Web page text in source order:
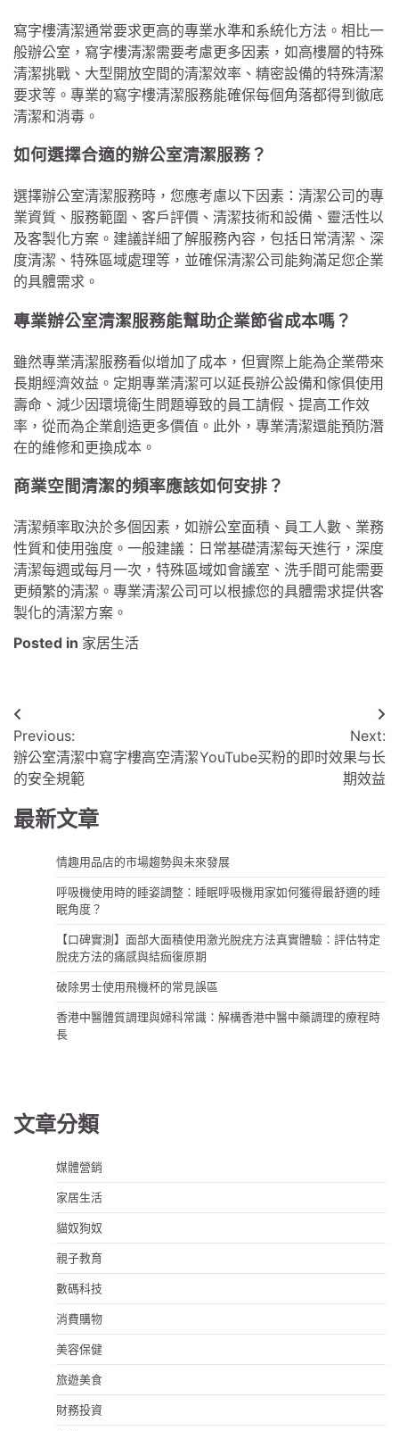
寫字樓清潔通常要求更高的專業水準和系統化方法。相比一
般辦公室，寫字樓清潔需要考慮更多因素，如高樓層的特殊
清潔挑戰、大型開放空間的清潔效率、精密設備的特殊清潔
要求等。專業的寫字樓清潔服務能確保每個角落都得到徹底
清潔和消毒。
如何選擇合適的辦公室清潔服務？
選擇辦公室清潔服務時，您應考慮以下因素：清潔公司的專
業資質、服務範圍、客戶評價、清潔技術和設備、靈活性以
及客製化方案。建議詳細了解服務內容，包括日常清潔、深
度清潔、特殊區域處理等，並確保清潔公司能夠滿足您企業
的具體需求。
專業辦公室清潔服務能幫助企業節省成本嗎？
雖然專業清潔服務看似增加了成本，但實際上能為企業帶來
長期經濟效益。定期專業清潔可以延長辦公設備和傢俱使用
壽命、減少因環境衛生問題導致的員工請假、提高工作效
率，從而為企業創造更多價值。此外，專業清潔還能預防潛
在的維修和更換成本。
商業空間清潔的頻率應該如何安排？
清潔頻率取決於多個因素，如辦公室面積、員工人數、業務
性質和使用強度。一般建議：日常基礎清潔每天進行，深度
清潔每週或每月一次，特殊區域如會議室、洗手間可能需要
更頻繁的清潔。專業清潔公司可以根據您的具體需求提供客
製化的清潔方案。
Posted in 家居生活
文
章
導
覽
Previous:
辦公室清潔中寫字樓高空清潔
的安全規範
Next:
YouTube买粉的即时效果与长
期效益
最新文章
情趣用品店的市場趨勢與未來發展
呼吸機使用時的睡姿調整：睡眠呼吸機用家如何獲得最舒適的睡
眠角度？
【口碑實測】面部大面積使用激光脫疣方法真實體驗：評估特定
脫疣方法的痛感與結痂復原期
破除男士使用飛機杯的常見誤區
香港中醫體質調理與婦科常識：解構香港中醫中藥調理的療程時
長
文章分類
媒體營銷
家居生活
貓奴狗奴
親子教育
數碼科技
消費購物
美容保健
旅遊美食
財務投資